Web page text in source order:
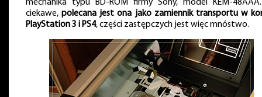
mechanika typu BD-ROM firmy Sony, model KEM-
ciekawe,polecana jest ona jako zamiennik transportu w
PlayStation 3 i PS4, części zastępczych jest więc mnóstwo.